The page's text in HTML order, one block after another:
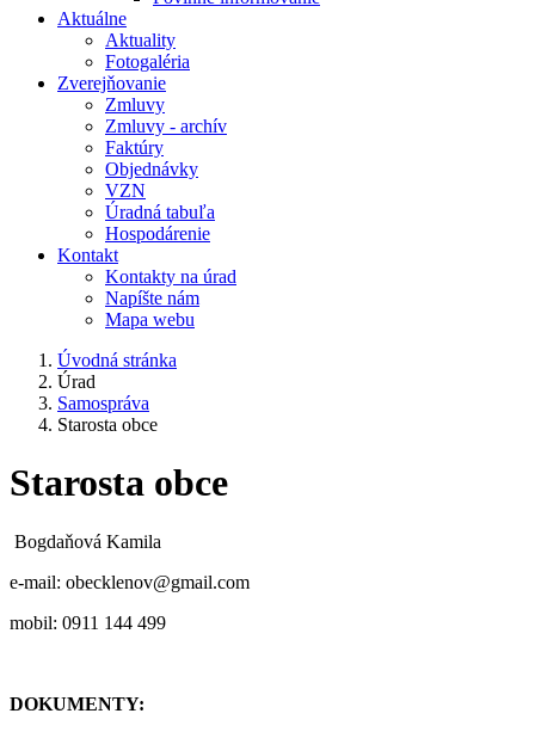
Aktuálne
Aktuality
Fotogaléria
Zverejňovanie
Zmluvy
Zmluvy - archív
Faktúry
Objednávky
VZN
Úradná tabuľa
Hospodárenie
Kontakt
Kontakty na úrad
Napíšte nám
Mapa webu
Úvodná stránka
Úrad
Samospráva
Starosta obce
Starosta obce
Bogdaňová Kamila
e-mail: obecklenov@gmail.com
mobil: 0911 144 499
DOKUMENTY: